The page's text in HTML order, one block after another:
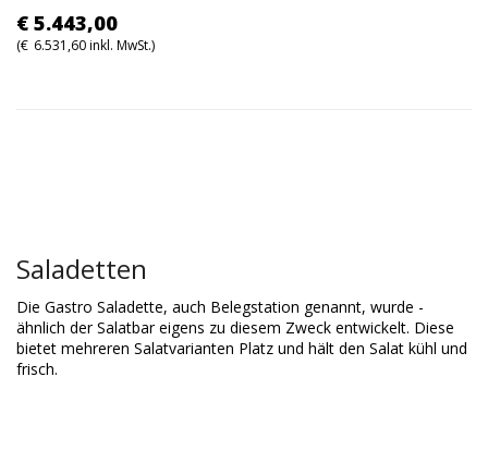
€ 5.443,00
(€ 6.531,60inkl. MwSt.)
Saladetten
Die Gastro Saladette, auch Belegstation genannt, wurde -
ähnlich derSalatbareigens zu diesem Zweck entwickelt. Diese
bietet mehreren Salatvarianten Platz und hält den Salat kühl und
frisch.